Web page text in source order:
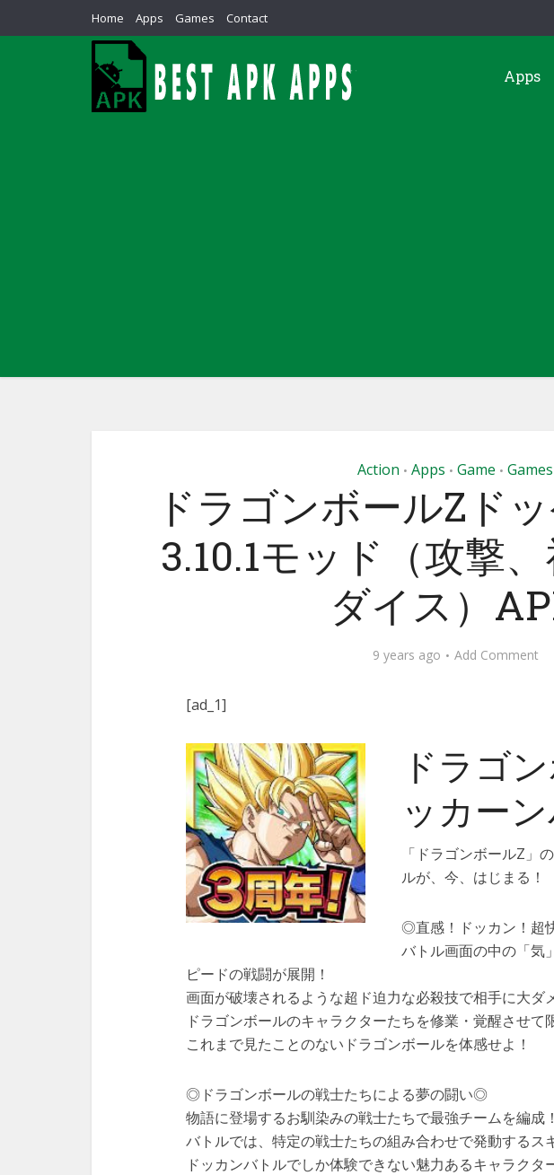
Home Apps Games Contact
Apps
Action • Apps • Game • Games
ドラゴンボールZド
3.10.1モッド（攻撃、
ダイス）
9 years ago Add Comment
[ad_1]
ドラゴ
ッカー
「ドラゴンボールZ」
ルが、今、はじまる！
◎直感！ドッカン！超
バトル画面の中の「気
ピードの戦闘が展開！
画面が破壊されるような超ド迫力な必殺技で相手に大ダ
ドラゴンボールのキャラクターたちを修業・覚醒させて
これまで見たことのないドラゴンボールを体感せよ！
◎ドラゴンボールの戦士たちによる夢の闘い◎
物語に登場するお馴染みの戦士たちで最強チームを編成！
バトルでは、特定の戦士たちの組み合わせで発動するス
ドッカンバトルでしか体験できない魅力あるキャラクタ